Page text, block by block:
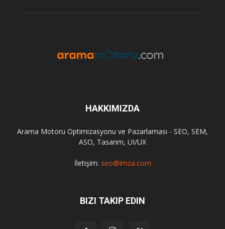
HAKKIMIZDA
Arama Motoru Optimizasyonu ve Pazarlaması - SEO, SEM,
ASO, Tasarım, UI/UX
İletişim: seo@imza.com
BIZI TAKIP EDIN